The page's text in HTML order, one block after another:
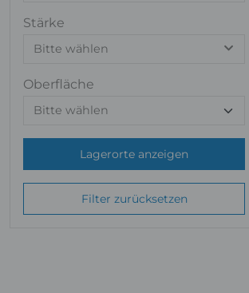
Stärke
Bitte wählen
Oberfläche
Lagerorte anzeigen
Filter zurücksetzen